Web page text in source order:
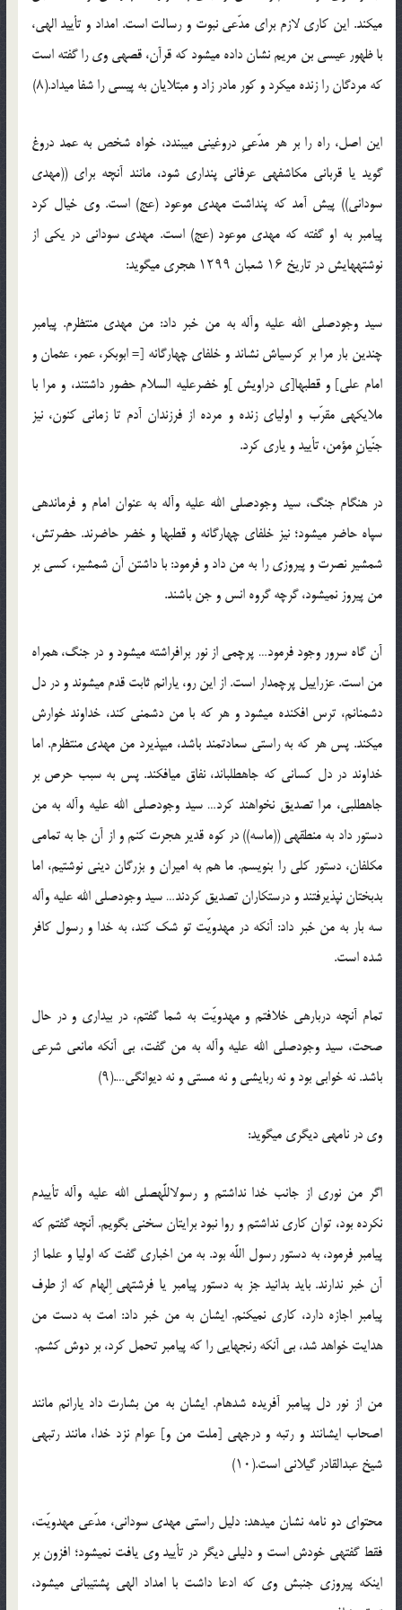
می‏کند. این کاری لازم برای مدّعی نبوت و رسالت است. امداد و تأیید الهی،
با ظهور عیسی بن مریم نشان داده می‏شود که قرآن، قصه‏ی وی را گفته است
که مردگان را زنده می‏کرد و کور مادر زاد و مبتلایان به پیسی را شفا می‏داد.(۸)
این اصل، راه را بر هر مدّعیِ دروغینی می‏بندد، خواه شخص به عمد دروغ
گوید یا قربانی مکاشفه‏ی عرفانی پنداری شود، مانند آن‏چه برای ((مهدی
سودانی)) پیش آمد که پنداشت مهدی موعود (عج) است. وی خیال کرد
پیامبر به او گفته که مهدی موعود (عج) است. مهدی سودانی در یکی از
نوشته‏هایش در تاریخ ۱۶ شعبان ۱۲۹۹ هجری می‏گوید:
سید وجودصلی الله علیه وآله به من خبر داد: من مهدی منتظرم. پیامبر
چندین بار مرا بر کرسی‏اش نشاند و خلفای چهارگانه [= ابوبکر، عمر، عثمان و
امام علی‏] و قطب‏ها[ی دراویش ]و خضرعلیه السلام حضور داشتند، و مرا با
ملایکه‏ی مقرّب و اولیای زنده و مرده از فرزندان آدم تا زمانی کنون، نیز
جنّیانِ مؤمن، تأیید و یاری کرد.
در هنگام جنگ، سید وجودصلی الله علیه وآله به عنوان امام و فرمانده‏ی
سپاه حاضر می‏شود؛ نیز خلفای چهارگانه و قطب‏ها و خضر حاضرند. حضرتش،
شمشیر نصرت و پیروزی را به من داد و فرمود: با داشتن آن شمشیر، کسی بر
من پیروز نمی‏شود، گرچه گروه انس و جن باشند.
آن گاه سرور وجود فرمود… پرچمی از نور برافراشته می‏شود و در جنگ، همراه
من است. عزراییل پرچم‏دار است. از این رو، یارانم ثابت قدم می‏شوند و در دل
دشمنانم، ترس افکنده می‏شود و هر که با من دشمنی کند، خداوند خوارش
می‏کند. پس هر که به راستی سعادتمند باشد، می‏پذیرد من مهدی منتظرم. اما
خداوند در دل کسانی که جاه‏طلب‏اند، نفاق می‏افکند. پس به سبب حرص بر
جاه‏طلبی، مرا تصدیق نخواهند کرد… سید وجودصلی الله علیه وآله به من
دستور داد به منطقه‏ی ((ماسه)) در کوه قدیر هجرت کنم و از آن جا به تمامی
مکلفان، دستور کلی را بنویسم. ما هم به امیران و بزرگان دینی نوشتیم، اما
بدبختان نپذیرفتند و درستکاران تصدیق کردند… سید وجودصلی الله علیه وآله
سه بار به من خبر داد: آن‏که در مهدویّت تو شک کند، به خدا و رسول کافر
شده است.
تمام آن‏چه درباره‏ی خلافتم و مهدویّت به شما گفتم، در بیداری و در حال
صحت، سید وجودصلی الله علیه وآله به من گفت، بی آن‏که مانعی شرعی
باشد. نه خوابی بود و نه ربایشی و نه مستی و نه دیوانگی….(۹)
وی در نامه‏ی دیگری می‏گوید:
اگر من نوری از جانب خدا نداشتم و رسول‏اللَّه‏صلی الله علیه وآله تأییدم
نکرده بود، توان کاری نداشتم و روا نبود برایتان سخنی بگویم. آن‏چه گفتم که
پیامبر فرمود، به دستور رسول اللَّه بود. به من اخباری گفت که اولیا و علما از
آن خبر ندارند. باید بدانید جز به دستور پیامبر یا فرشته‏ی اِلهام که از طرف
پیامبر اجازه دارد، کاری نمی‏کنم. ایشان به من خبر داد: امت به دست من
هدایت خواهد شد، بی آن‏که رنج‏هایی را که پیامبر تحمل کرد، بر دوش کشم.
من از نور دل پیامبر آفریده شده‏ام. ایشان به من بشارت داد یارانم مانند
اصحاب ایشانند و رتبه و درجه‏ی [ملت من و] عوام نزد خدا، مانند رتبه‏ی
شیخ عبدالقادر گیلانی است.(۱۰)
محتوای دو نامه نشان می‏دهد: دلیل راستی مهدی سودانی، مدّعی مهدویّت،
فقط گفته‏ی خودش است و دلیلی دیگر در تأیید وی یافت نمی‏شود؛ افزون بر
این‏که پیروزی جنبش وی که ادعا داشت با امداد الهی پشتیبانی می‏شود،